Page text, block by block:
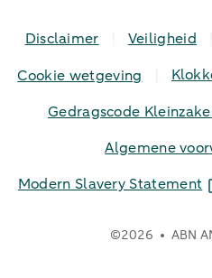
Disclaimer Veiligheid
Cookie wetgeving
Gedragscode
Algemene
Modern Slavery Statement
©2026 ABN